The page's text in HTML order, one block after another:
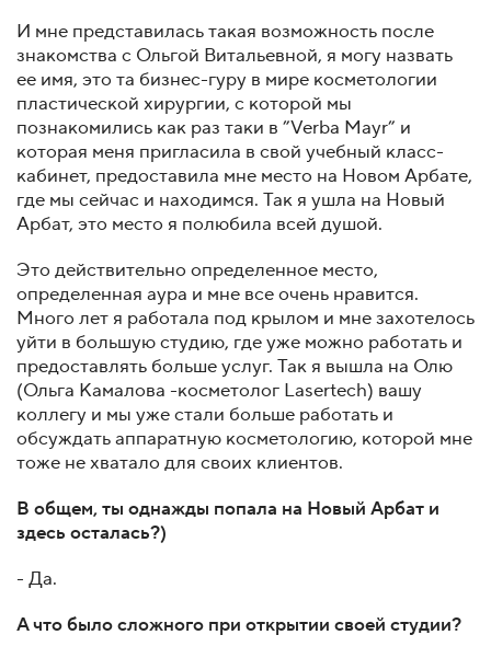
И мне представилась такая возможность после
знакомства с Ольгой Витальевной, я могу назвать
ее имя, это та бизнес-гуру в мире косметологии
пластической хирургии, с которой мы
познакомились как раз таки в ”Verba Mayr” и
которая меня пригласила в свой учебный класс-
кабинет, предоставила мне место на Новом Арбате,
где мы сейчас и находимся. Так я ушла на Новый
Арбат, это место я полюбила всей душой.
Это действительно определенное место,
определенная аура и мне все очень нравится.
Много лет я работала под крылом и мне захотелось
уйти в большую студию, где уже можно работать и
предоставлять больше услуг. Так я вышла на Олю
(Ольга Камалова -косметолог Lasertech) вашу
коллегу и мы уже стали больше работать и
обсуждать аппаратную косметологию, которой мне
тоже не хватало для своих клиентов.
В общем, ты однажды попала на Новый Арбат и
здесь осталась?)
- Да.
А что было сложного при открытии своей студии?